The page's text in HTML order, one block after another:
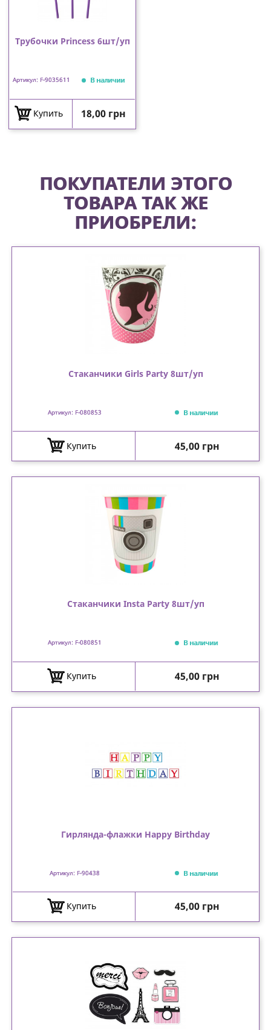
Трубочки Princess 6шт/уп
Артикул: F-9035611 В наличии
Купить Цена
18,00 грн
ПОКУПАТЕЛИ ЭТОГО
ТОВАРА ТАК ЖЕ
ПРИОБРЕЛИ:
Стаканчики Girls Party 8шт/уп
Артикул: F-080853 В наличии
Купить Цена
45,00 грн
Стаканчики Insta Party 8шт/уп
Артикул: F-080851 В наличии
Купить Цена
45,00 грн
Гирлянда-флажки Happy Birthday
Артикул: F-90438 В наличии
Купить Цена
45,00 грн